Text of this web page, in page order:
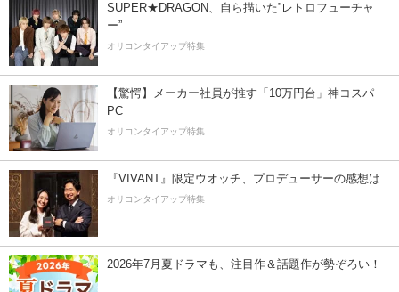
SUPER★DRAGON、自ら描いた”レトロフューチャ
ー”
オリコンタイアップ特集
【驚愕】メーカー社員が推す「10万円台」神コスパ
PC
オリコンタイアップ特集
『VIVANT』限定ウオッチ、プロデューサーの感想は
オリコンタイアップ特集
2026年7月夏ドラマも、注目作＆話題作が勢ぞろい！